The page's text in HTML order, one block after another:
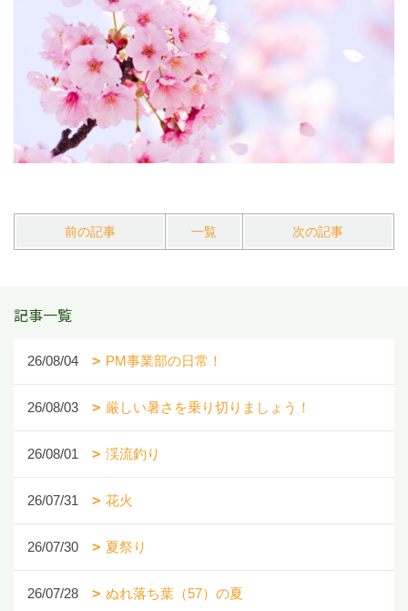
前の記事 一覧 次の記事
記事一覧
26/08/04 PM事業部の日常！
26/08/03 厳しい暑さを乗り切りましょう！
26/08/01 渓流釣り
26/07/31 花火
26/07/30 夏祭り
26/07/28 ぬれ落ち葉（57）の夏